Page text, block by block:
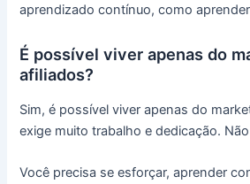
aprendizado contínuo, como
É possível viver apenas do
afiliados?
Sim, é possível viver apenas do
exige muito trabalho e dedicação.
Você precisa se esforçar, aprender